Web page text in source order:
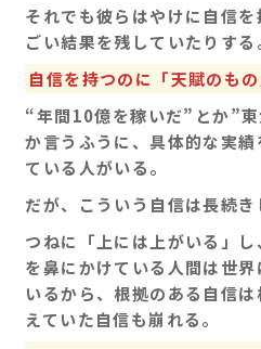
それでも彼らはやけに自信
ごい結果を残していたりする
自信を持つのに「天賦のも
“年間10億を稼いだ”とか”
か言うふうに、具体的な実
ている人がいる。
だが、こういう自信は長続き
つねに「上には上がいる」
を鼻にかけている人間は世
いるから、根拠のある自信
えていた自信も崩れる。